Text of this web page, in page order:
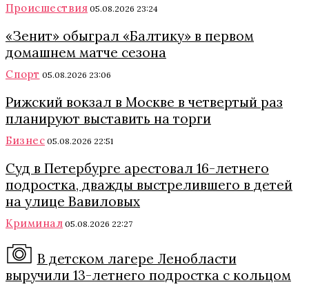
Происшествия 05.08.2026 23:24
«Зенит» обыграл «Балтику» в первом
домашнем матче сезона
Спорт 05.08.2026 23:06
Рижский вокзал в Москве в четвертый раз
планируют выставить на торги
Бизнес 05.08.2026 22:51
Суд в Петербурге арестовал 16-летнего
подростка, дважды выстрелившего в детей
на улице Вавиловых
Криминал 05.08.2026 22:27
В детском лагере Ленобласти
выручили 13-летнего подростка с кольцом